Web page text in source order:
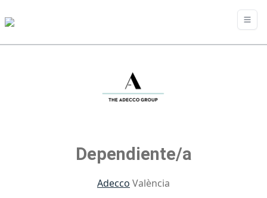
Dependiente/a
Adecco València